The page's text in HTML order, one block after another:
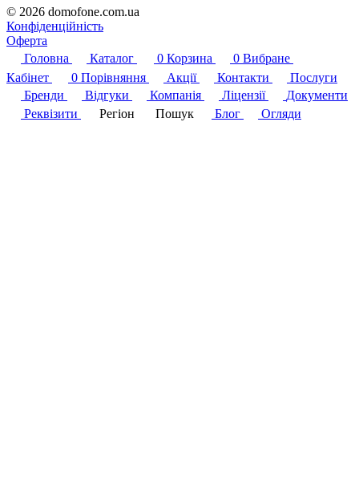
© 2026 domofone.com.ua
Конфіденційність
Оферта
Головна
Каталог 0 Корзина 0 Вибране
Кабінет
0 Порівняння Акції Контакти
Послуги
Бренди
Відгуки Компанія Ліцензії
Документи
Реквізити
Регіон Пошук Блог Огляди